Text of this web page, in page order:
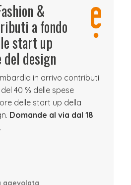
&
a fondo
start up
del design
in arrivo contributi
40 % delle spese
delle start up della
Domande al via dal 18
.
agevolata